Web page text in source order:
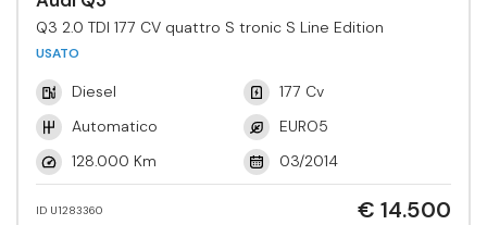
Q3 2.0 TDI 177 CV quattro S tronic S Line Edition
USATO
Diesel
177 Cv
Automatico
EURO5
128.000 Km
03/2014
ID U1283360 € 14.500